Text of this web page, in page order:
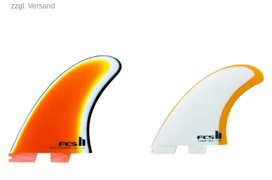
zzgl. Versand